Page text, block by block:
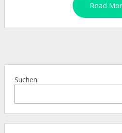
Read
Suchen